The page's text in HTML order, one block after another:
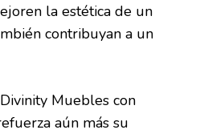
la estética de un
contribuyan a un
Muebles con
aún más su